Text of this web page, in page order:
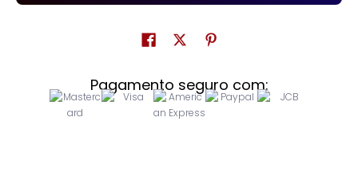
Pagamento seguro com: